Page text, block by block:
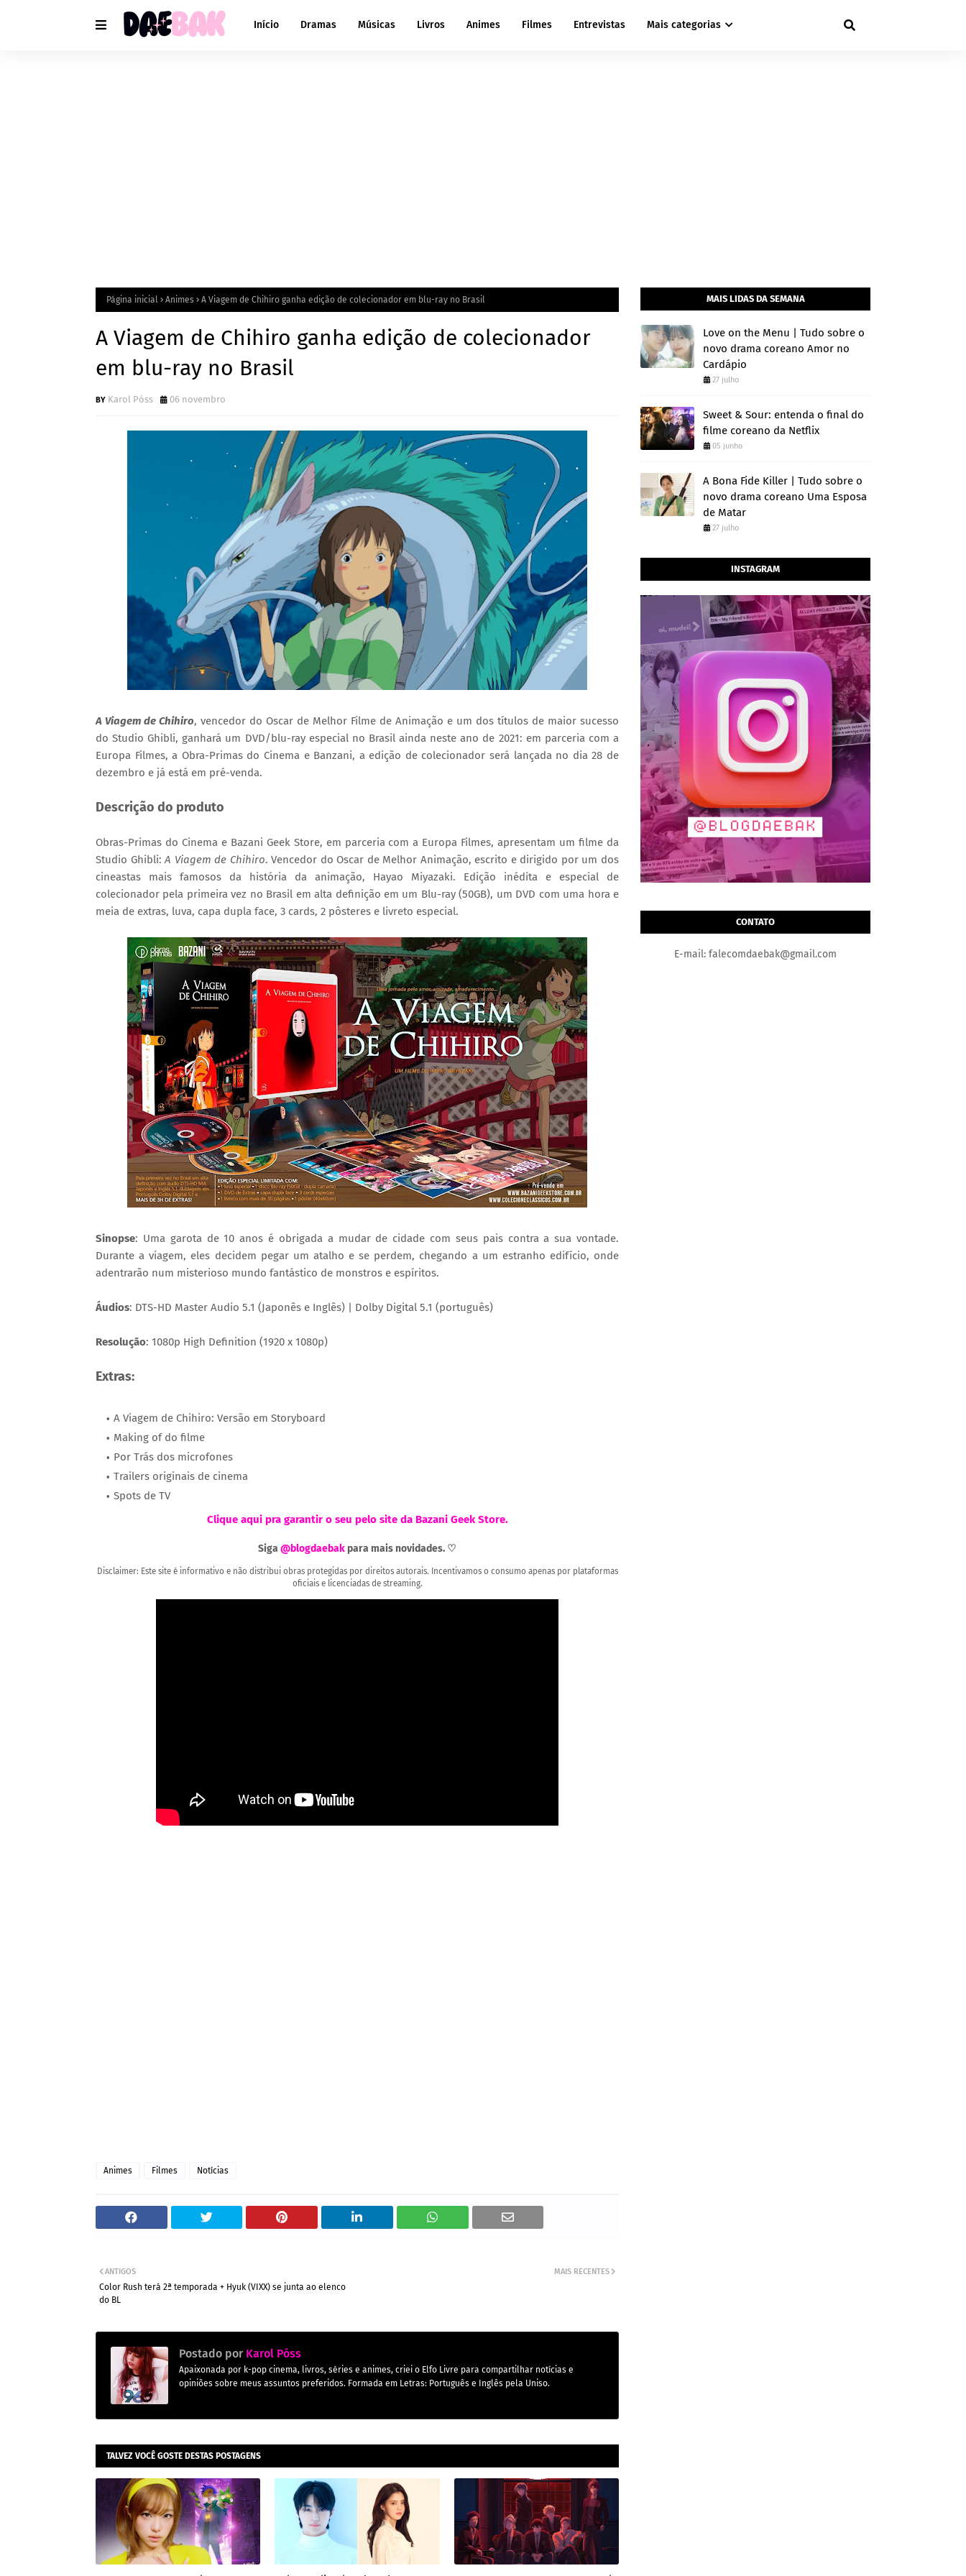
Início Dramas Músicas Livros Animes Filmes Entrevistas Mais categorias
Página inicial Animes A Viagem de Chihiro ganha edição de colecionador em blu-ray no Brasil
A Viagem de Chihiro ganha edição de colecionador
em blu-ray no Brasil
Karol Póss 06 novembro
A Viagem de Chihiro, vencedor do Oscar de Melhor Filme de Animação e um dos títulos de maior sucesso
do Studio Ghibli, ganhará um DVD/blu-ray especial no Brasil ainda neste ano de 2021: em parceria com a
Europa Filmes, a Obra-Primas do Cinema e Banzani, a edição de colecionador será lançada no dia 28 de
dezembro e já está em pré-venda.
Descrição do produto
Obras-Primas do Cinema e Bazani Geek Store, em parceria com a Europa Filmes, apresentam um filme da
Studio Ghibli:A Viagem de Chihiro. Vencedor do Oscar de Melhor Animação, escrito e dirigido por um dos
cineastas mais famosos da história da animação, Hayao Miyazaki. Edição inédita e especial de
colecionador pela primeira vez no Brasil em alta definição em um Blu-ray (50GB), um DVD com uma hora e
meia de extras, luva, capa dupla face, 3 cards, 2 pôsteres e livreto especial.
Sinopse: Uma garota de 10 anos é obrigada a mudar de cidade com seus pais contra a sua vontade.
Durante a viagem, eles decidem pegar um atalho e se perdem, chegando a um estranho edifício, onde
adentrarão num misterioso mundo fantástico de monstros e espíritos.
Áudios: DTS-HD Master Audio 5.1 (Japonês e Inglês) | Dolby Digital 5.1 (português)
Resolução: 1080p High Definition (1920 x 1080p)
Extras:
A Viagem de Chihiro: Versão em Storyboard
Making of do filme
Por Trás dos microfones
Trailers originais de cinema
Spots de TV
Clique aqui pra garantir o seu pelo site da Bazani Geek Store.
Siga @blogdaebak para mais novidades. ♡
Disclaimer: Este site é informativo e não distribui obras protegidas por direitos autorais. Incentivamos o consumo apenas por plataformas
oficiais e licenciadas de streaming.
Animes Filmes Notícias
MAIS RECENTES
ANTIGOS
Color Rush terá 2ª temporada + Hyuk (VIXX) se junta ao elenco
do BL
Postado por Karol Póss
Apaixonada por k-pop cinema, livros, séries e animes, criei o Elfo Livre para compartilhar notícias e
opiniões sobre meus assuntos preferidos. Formada em Letras: Português e Inglês pela Uniso.
TALVEZ VOCÊ GOSTE DESTAS POSTAGENS
MAIS LIDAS DA SEMANA
Love on the Menu | Tudo sobre o
novo drama coreano Amor no
Cardápio
27 julho
Sweet & Sour: entenda o final do
filme coreano da Netflix
05 junho
A Bona Fide Killer | Tudo sobre o
novo drama coreano Uma Esposa
de Matar
27 julho
INSTAGRAM
CONTATO
E-mail: falecomdaebak@gmail.com